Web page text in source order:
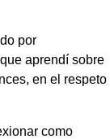
por
aprendí sobre
en el respeto
como